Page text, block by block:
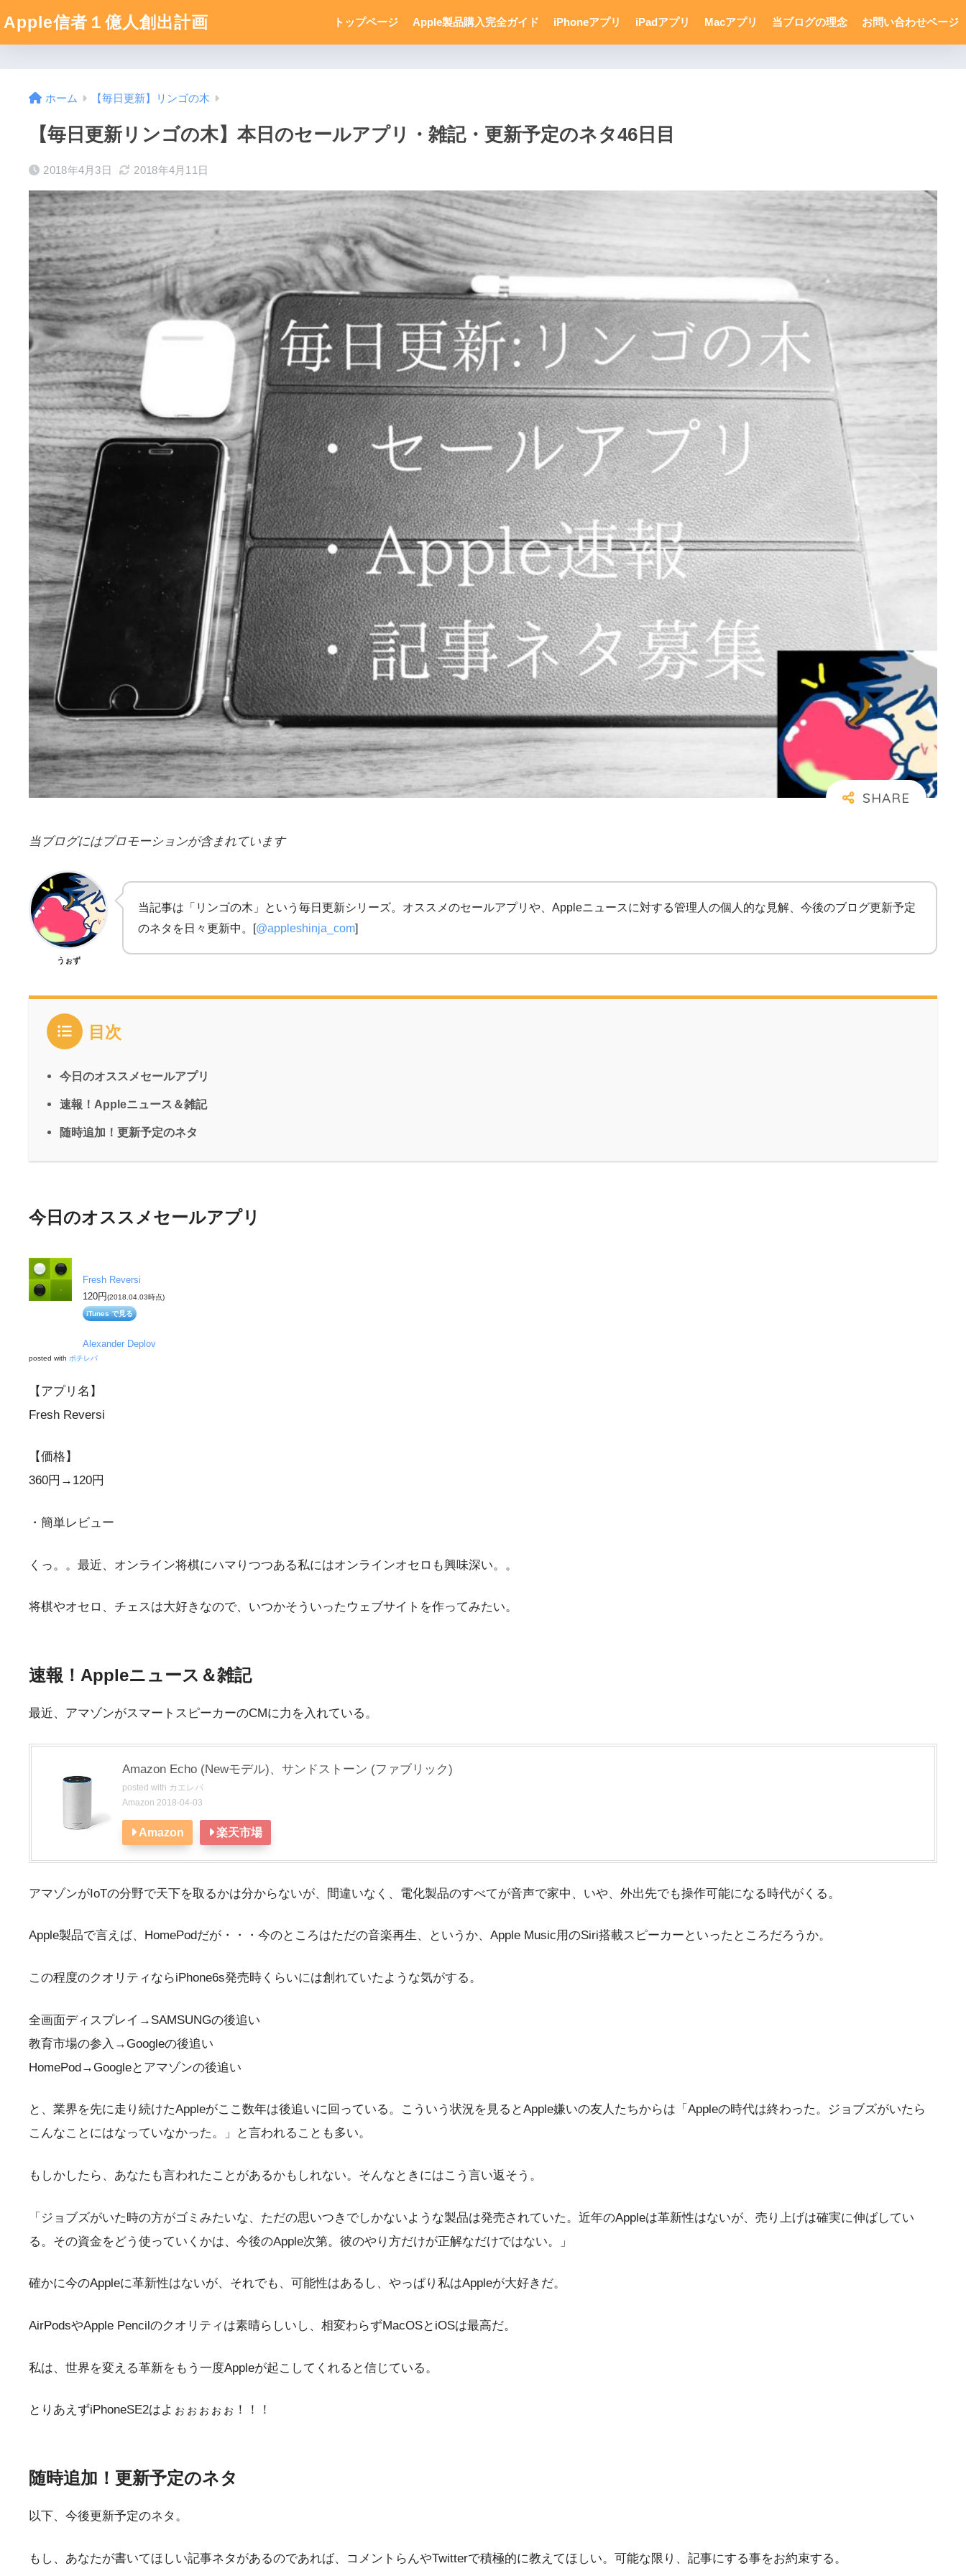
Apple信者１億人創出計画 トップページ Apple製品購入完全ガイド iPhoneアプリ iPadアプリ Macアプリ 当ブログの理念 お問い合わせページ
ホーム 【毎日更新】リンゴの木
【毎日更新リンゴの木】本日のセールアプリ・雑記・更新予定のネタ46日目
2018年4月3日 2018年4月11日
当ブログにはプロモーションが含まれています
うぉず
当記事は「リンゴの木」という毎日更新シリーズ。オススメのセールアプリや、Appleニュースに対する管理人の個人的な見解、今後のブログ更新予定
のネタを日々更新中。[@appleshinja_com]
目次
今日のオススメセールアプリ
速報！Appleニュース＆雑記
随時追加！更新予定のネタ
今日のオススメセールアプリ
Fresh Reversi
120円(2018.04.03時点)
iTunes で見る
Alexander Deplov
posted with ポチレバ
【アプリ名】
Fresh Reversi
【価格】
360円→120円
・簡単レビュー
くっ。。最近、オンライン将棋にハマりつつある私にはオンラインオセロも興味深い。。
将棋やオセロ、チェスは大好きなので、いつかそういったウェブサイトを作ってみたい。
速報！Appleニュース＆雑記
最近、アマゾンがスマートスピーカーのCMに力を入れている。
Amazon Echo (Newモデル)、サンドストーン (ファブリック)
posted with カエレバ
Amazon 2018-04-03
Amazon 楽天市場
アマゾンがIoTの分野で天下を取るかは分からないが、間違いなく、電化製品のすべてが音声で家中、いや、外出先でも操作可能になる時代がくる。
Apple製品で言えば、HomePodだが・・・今のところはただの音楽再生、というか、Apple Music用のSiri搭載スピーカーといったところだろうか。
この程度のクオリティならiPhone6s発売時くらいには創れていたような気がする。
全画面ディスプレイ→SAMSUNGの後追い
教育市場の参入→Googleの後追い
HomePod→Googleとアマゾンの後追い
と、業界を先に走り続けたAppleがここ数年は後追いに回っている。こういう状況を見るとApple嫌いの友人たちからは「Appleの時代は終わった。ジョブズがいたら
こんなことにはなっていなかった。」と言われることも多い。
もしかしたら、あなたも言われたことがあるかもしれない。そんなときにはこう言い返そう。
「ジョブズがいた時の方がゴミみたいな、ただの思いつきでしかないような製品は発売されていた。近年のAppleは革新性はないが、売り上げは確実に伸ばしてい
る。その資金をどう使っていくかは、今後のApple次第。彼のやり方だけが正解なだけではない。」
確かに今のAppleに革新性はないが、それでも、可能性はあるし、やっぱり私はAppleが大好きだ。
AirPodsやApple Pencilのクオリティは素晴らしいし、相変わらずMacOSとiOSは最高だ。
私は、世界を変える革新をもう一度Appleが起こしてくれると信じている。
とりあえずiPhoneSE2はよぉぉぉぉぉ！！！
随時追加！更新予定のネタ
以下、今後更新予定のネタ。
もし、あなたが書いてほしい記事ネタがあるのであれば、コメントらんやTwitterで積極的に教えてほしい。可能な限り、記事にする事をお約束する。